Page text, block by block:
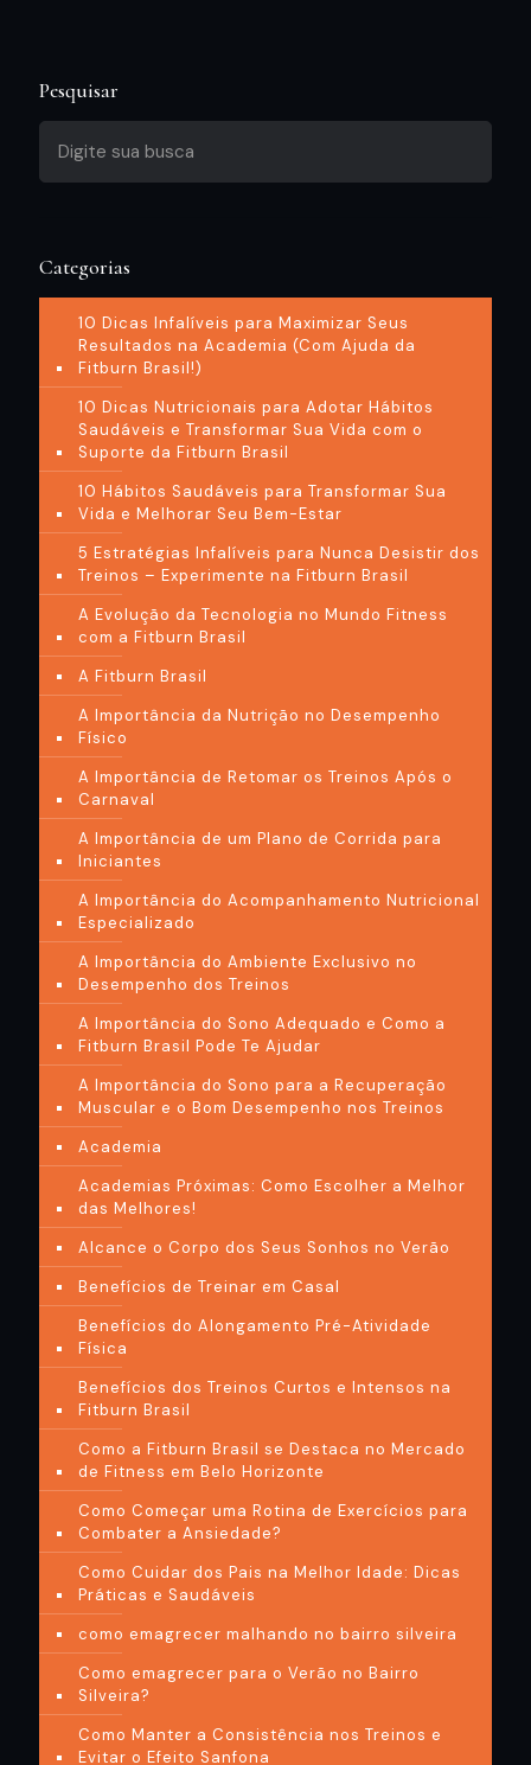
Pesquisar
Categorias
10 Dicas Infalíveis para Maximizar Seus
Resultados na Academia (Com Ajuda da
Fitburn Brasil!)
10 Dicas Nutricionais para Adotar Hábitos
Saudáveis e Transformar Sua Vida com o
Suporte da Fitburn Brasil
10 Hábitos Saudáveis para Transformar Sua
Vida e Melhorar Seu Bem-Estar
5 Estratégias Infalíveis para Nunca Desistir dos
Treinos – Experimente na Fitburn Brasil
A Evolução da Tecnologia no Mundo Fitness
com a Fitburn Brasil
A Fitburn Brasil
A Importância da Nutrição no Desempenho
Físico
A Importância de Retomar os Treinos Após o
Carnaval
A Importância de um Plano de Corrida para
Iniciantes
A Importância do Acompanhamento Nutricional
Especializado
A Importância do Ambiente Exclusivo no
Desempenho dos Treinos
A Importância do Sono Adequado e Como a
Fitburn Brasil Pode Te Ajudar
A Importância do Sono para a Recuperação
Muscular e o Bom Desempenho nos Treinos
Academia
Academias Próximas: Como Escolher a Melhor
das Melhores!
Alcance o Corpo dos Seus Sonhos no Verão
Benefícios de Treinar em Casal
Benefícios do Alongamento Pré-Atividade
Física
Benefícios dos Treinos Curtos e Intensos na
Fitburn Brasil
Como a Fitburn Brasil se Destaca no Mercado
de Fitness em Belo Horizonte
Como Começar uma Rotina de Exercícios para
Combater a Ansiedade?
Como Cuidar dos Pais na Melhor Idade: Dicas
Práticas e Saudáveis
como emagrecer malhando no bairro silveira
Como emagrecer para o Verão no Bairro
Silveira?
Como Manter a Consistência nos Treinos e
Evitar o Efeito Sanfona